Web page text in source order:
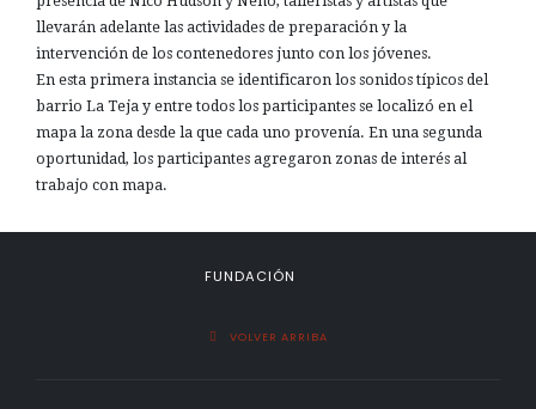
llevarán adelante las actividades de preparación y la
intervención de los contenedores junto con los jóvenes.
En esta primera instancia se identificaron los sonidos típicos del
barrio La Teja y entre todos los participantes se localizó en el
mapa la zona desde la que cada uno provenía. En una segunda
oportunidad, los participantes agregaron zonas de interés al
trabajo con mapa.
FUNDACIÓN
VOLVER ARRIBA